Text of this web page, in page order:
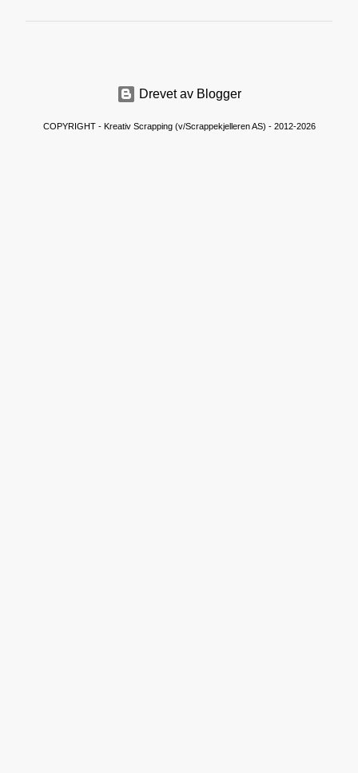
Drevet av Blogger
COPYRIGHT - Kreativ Scrapping (v/Scrappekjelleren AS) - 2012-2026